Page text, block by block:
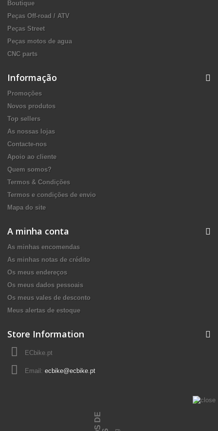
Boutique
Peças Off-road / ATV
Peças Street
Peças motos de agua
CNC parts
Informação
Promoções
Novos produtos
Top sellers
As nossas lojas
Contacte-nos
Apoio ao cliente
Quem somos?
Termos & Condições
Termos e condições de envio
Mapa do site
A minha conta
As minhas encomendas
As minhas notas de crédito
Os meus endereços
Os meus dados pessoais
Os meus vales de desconto
Meus alertas de estoque
Store Information
ECbike.pt
Email: ecbike@ecbike.pt